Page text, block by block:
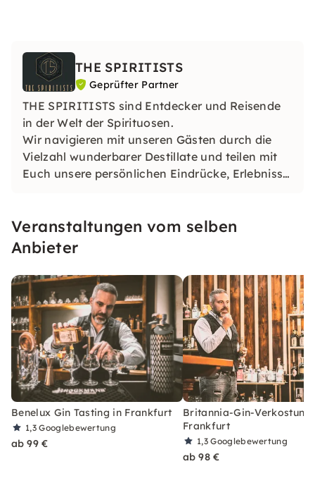
THE SPIRITISTS
Geprüfter Partner
THE SPIRITISTS sind Entdecker und Reisende
in der Welt der Spirituosen.
Wir navigieren mit unseren Gästen durch die
Vielzahl wunderbarer Destillate und teilen mit
Euch unsere persönlichen Eindrücke, Erlebnisse
Veranstaltungen vom selben
Anbieter
Benelux Gin Tasting in Frankfurt
1,3Googlebewertung
ab 99 €
Britannia-Gin-Verkostung
Frankfurt
1,3Googlebewertung
ab 98 €